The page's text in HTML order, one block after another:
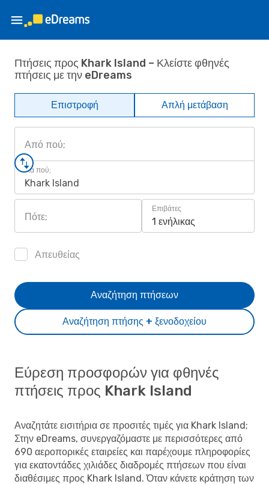
Πτήσεις προς Khark Island – Κλείστε φθηνές
πτήσεις με την eDreams
Επιστροφή Απλή μετάβαση
Από πού;
Για πού;
Khark Island
Πότε;
Επιβάτες
1 ενήλικας
Απευθείας
Αναζήτηση πτήσης + ξενοδοχείου
Αναζήτηση πτήσεων
Εύρεση προσφορών για φθηνές
πτήσεις προς Khark Island
Αναζητάτε εισιτήρια σε προσιτές τιμές για Khark Island;
Στην eDreams, συνεργαζόμαστε με περισσότερες από
690 αεροπορικές εταιρείες και παρέχουμε πληροφορίες
για εκατοντάδες χιλιάδες διαδρομές πτήσεων που είναι
διαθέσιμες προς Khark Island. Όταν κάνετε κράτηση των